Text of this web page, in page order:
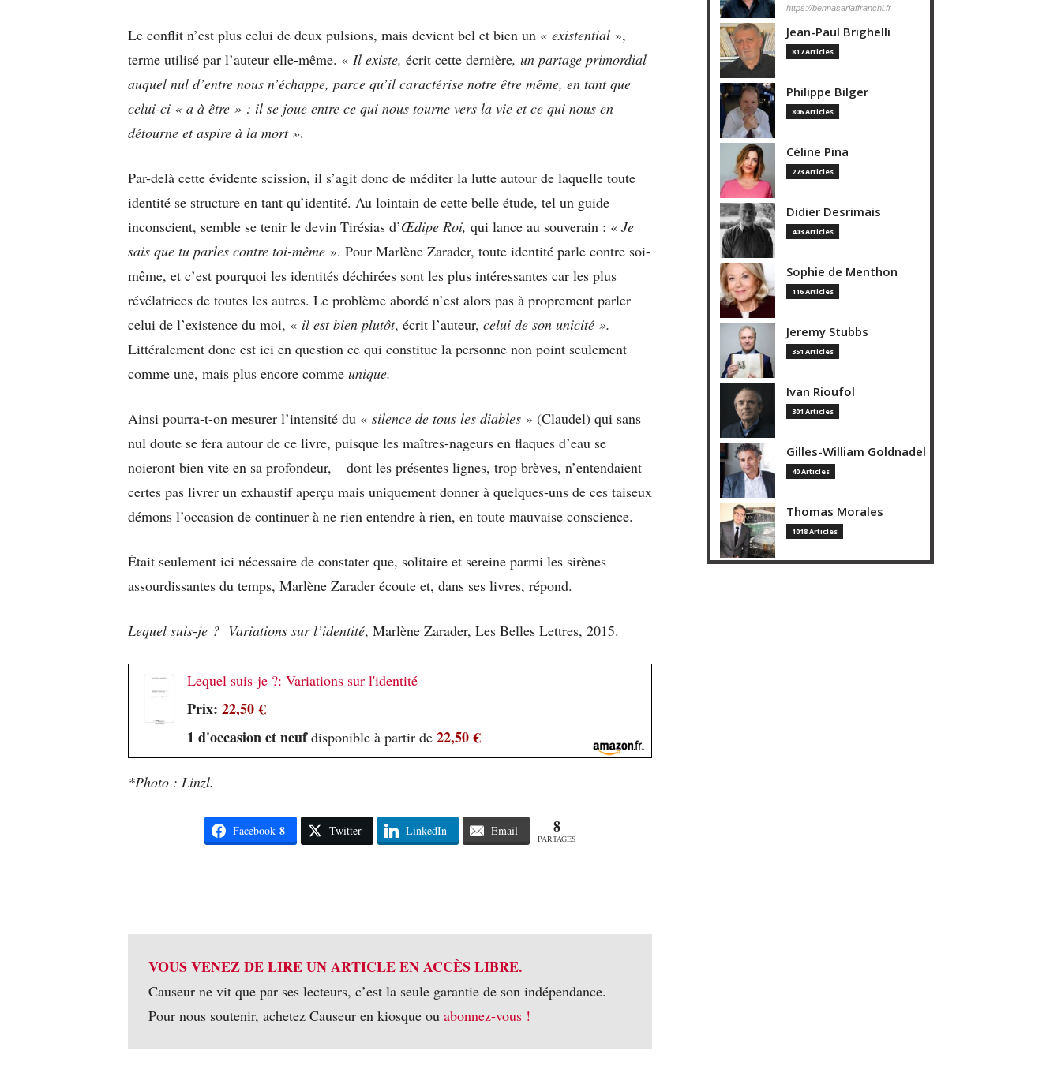
Le conflit n’est plus celui de deux pulsions, mais devient bel et bien un « existential »,
terme utilisé par l’auteur elle-même. « Il existe, écrit cette dernière, un partage primordial
auquel nul d’entre nous n’échappe, parce qu’il caractérise notre être même, en tant que
celui-ci « a à être » : il se joue entre ce qui nous tourne vers la vie et ce qui nous en
détourne et aspire à la mort ».
Par-delà cette évidente scission, il s’agit donc de méditer la lutte autour de laquelle toute
identité se structure en tant qu’identité. Au lointain de cette belle étude, tel un guide
inconscient, semble se tenir le devin Tirésias d’Œdipe Roi, qui lance au souverain : « Je
sais que tu parles contre toi-même ». Pour Marlène Zarader, toute identité parle contre soi-
même, et c’est pourquoi les identités déchirées sont les plus intéressantes car les plus
révélatrices de toutes les autres. Le problème abordé n’est alors pas à proprement parler
celui de l’existence du moi, « il est bien plutôt, écrit l’auteur, celui de son unicité ».
Littéralement donc est ici en question ce qui constitue la personne non point seulement
comme une, mais plus encore comme unique.
Ainsi pourra-t-on mesurer l’intensité du « silence de tous les diables » (Claudel) qui sans
nul doute se fera autour de ce livre, puisque les maîtres-nageurs en flaques d’eau se
noieront bien vite en sa profondeur, – dont les présentes lignes, trop brèves, n’entendaient
certes pas livrer un exhaustif aperçu mais uniquement donner à quelques-uns de ces taiseux
démons l’occasion de continuer à ne rien entendre à rien, en toute mauvaise conscience.
Était seulement ici nécessaire de constater que, solitaire et sereine parmi les sirènes
assourdissantes du temps, Marlène Zarader écoute et, dans ses livres, répond.
Lequel suis-je ? Variations sur l’identité, Marlène Zarader, Les Belles Lettres, 2015.
Lequel suis-je ?: Variations sur l'identité
Prix: 22,50 €
1 d'occasion et neufdisponible à partir de 22,50 €
*Photo : Linzl.
Facebook 8 Twitter LinkedIn Email 8
PARTAGES
VOUS VENEZ DE LIRE UN ARTICLE EN ACCÈS LIBRE.
Causeur ne vit que par ses lecteurs, c’est la seule garantie de son indépendance.
Pour nous soutenir, achetez Causeur en kiosque ou abonnez-vous !
https://bennasarlaffranchi.fr
Jean-Paul Brighelli
817 Articles
Philippe Bilger
806 Articles
Céline Pina
273 Articles
Didier Desrimais
403 Articles
Sophie de Menthon
116 Articles
Jeremy Stubbs
351 Articles
Ivan Rioufol
301 Articles
Gilles-William Goldnadel
40 Articles
Thomas Morales
1018 Articles